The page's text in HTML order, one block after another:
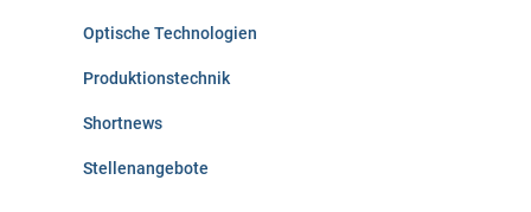
Optische Technologien
Produktionstechnik
Shortnews
Stellenangebote